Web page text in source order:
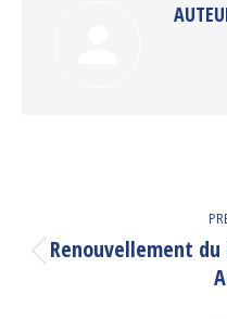
ARTICLE
Renouvellement du